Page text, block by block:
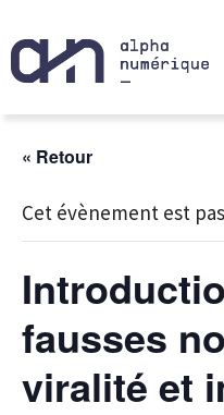
« Retour
Cet évènement est
fausses
viralité et